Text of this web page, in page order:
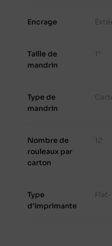
Encrage
Taille de
mandrin
1"
Type de
mandrin
Nombre de
rouleaux par
carton
12
Type
d'imprimante